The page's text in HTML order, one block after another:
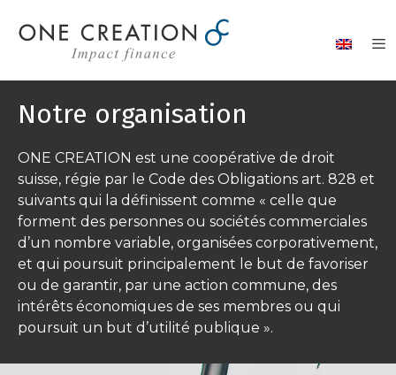
Notre organisation
ONE CREATION est une coopérative de droit
suisse, régie par le Code des Obligations art. 828 et
suivants qui la définissent comme « celle que
forment des personnes ou sociétés commerciales
d’un nombre variable, organisées corporativement,
et qui poursuit principalement le but de favoriser
ou de garantir, par une action commune, des
intérêts économiques de ses membres ou qui
poursuit un but d’utilité publique ».